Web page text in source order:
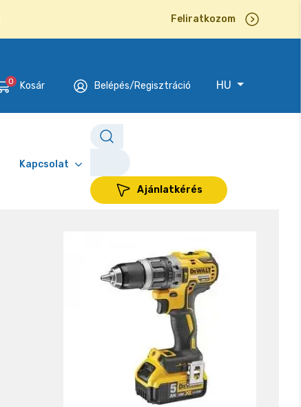
Feliratkozom
0 Kosár Belépés/Regisztráció HU
Kapcsolat
Ajánlatkérés